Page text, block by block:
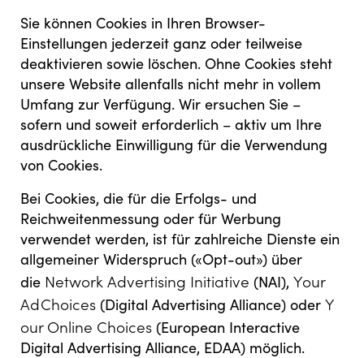
Sie können Cookies in Ihren Browser-
Einstellungen jederzeit ganz oder teilweise
deaktivieren sowie löschen. Ohne Cookies steht
unsere Website allenfalls nicht mehr in vollem
Umfang zur Verfügung. Wir ersuchen Sie –
sofern und soweit erforderlich – aktiv um Ihre
ausdrückliche Einwilligung für die Verwendung
von Cookies.
Bei Cookies, die für die Erfolgs- und
Reichweitenmessung oder für Werbung
verwendet werden, ist für zahlreiche Dienste ein
allgemeiner Widerspruch («Opt-out») über
die Network Advertising Initiative (NAI), Y our
Ad Choices (Digital Advertising Alliance) oder Y
our Online Choices (European Interactive
Digital Advertising Alliance, EDAA) möglich.